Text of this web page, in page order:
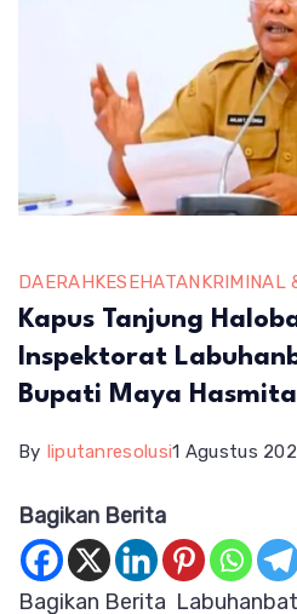
DAERAHKESEHATANKRIMINAL
Kapus Tanjung
Inspektorat
Bupati Maya
By liputanresolusi1 Agustus
Bagikan Berita
Bagikan Berita